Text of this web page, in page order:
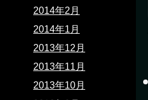
2014年2月
2014年1月
2013年12月
2013年11月
2013年10月